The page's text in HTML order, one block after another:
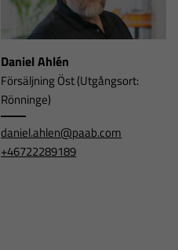
Daniel Ahlén
Försäljning Öst (Utgångsort:
Rönninge)
daniel.ahlen@paab.com
+46722289189